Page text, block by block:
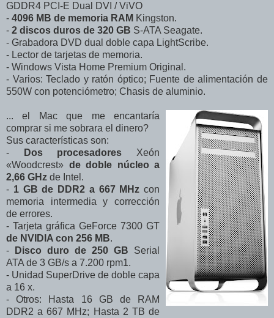
GDDR4 PCI-E Dual DVI / ViVO
- 4096 MB de memoria RAM Kingston.
- 2 discos duros de 320 GB S-ATA Seagate.
- Grabadora DVD dual doble capa LightScribe.
- Lector de tarjetas de memoria.
- Windows Vista Home Premium Original.
- Varios: Teclado y ratón óptico; Fuente de alimentación de
550W con potenciómetro; Chasis de aluminio.
... el Mac que me encantaría
comprar si me sobrara el dinero?
Sus características son:
-
Dos procesadores Xeón
«Woodcrest» de doble núcleo a
2,66 GHz de Intel.
- 1 GB de DDR2 a 667 MHz con
memoria intermedia y corrección
de errores.
- Tarjeta gráfica GeForce 7300 GT
de NVIDIA con 256 MB.
-
Disco duro de 250 GB Serial
ATA de 3 GB/s a 7.200 rpm1.
- Unidad SuperDrive de doble capa
a 16 x.
- Otros: Hasta 16 GB de RAM
DDR2 a 667 MHz; Hasta 2 TB de